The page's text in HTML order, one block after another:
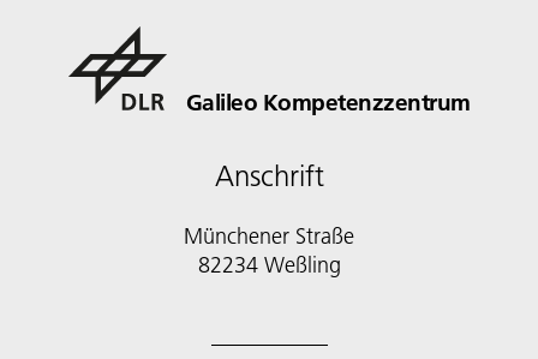
Galileo Kompetenzzentrum
Anschrift
Münchener Straße
82234 Weßling